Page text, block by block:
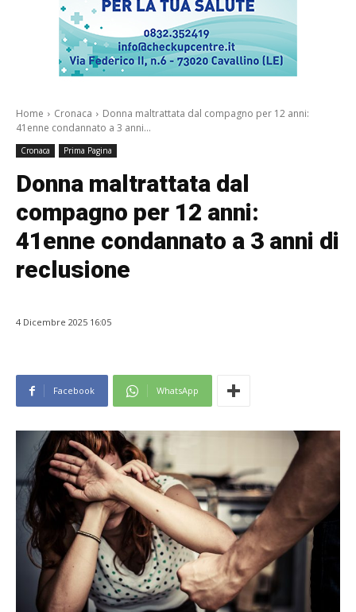
Home Cronaca
Donna maltrattata dal compagno per 12 anni:
41enne condannato a 3 anni...
Cronaca Prima Pagina
Donna maltrattata dal
compagno per 12 anni:
41enne condannato a 3 anni di
reclusione
4 Dicembre 2025 16:05
Facebook WhatsApp